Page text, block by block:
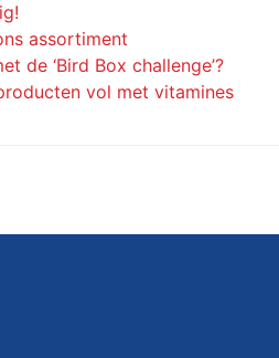
assortiment
de ‘Bird Box challenge’?
vol met vitamines